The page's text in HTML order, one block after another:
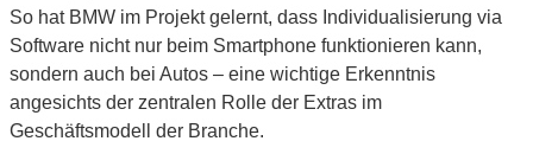
So hat BMW im Projekt gelernt, dass Individualisierung via
Software nicht nur beim Smartphone funktionieren kann,
sondern auch bei Autos – eine wichtige Erkenntnis
angesichts der zentralen Rolle der Extras im
Geschäftsmodell der Branche.